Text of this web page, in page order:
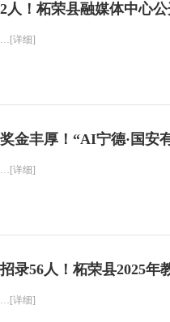
2人！柘荣县融媒体中心公
…[详细]
奖金丰厚！“AI宁德·国安
…[详细]
招录56人！柘荣县2025年
…[详细]